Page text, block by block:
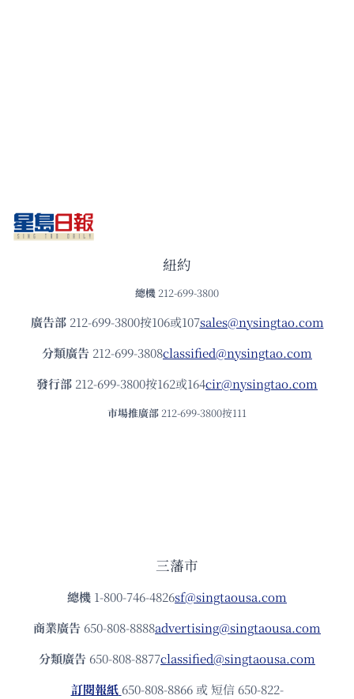
紐約
總機 212-699-3800
廣告部212-699-3800按106或107sales@nysingtao.com
分類廣告 212-699-3808classified@nysingtao.com
發⾏部 212-699-3800按162或164cir@nysingtao.com
市場推廣部 212-699-3800按111
三藩市
總機 1-800-746-4826sf@singtaousa.com
商業廣告 650-808-8888advertising@singtaousa.com
分類廣告 650-808-8877classified@singtaousa.com
訂閱報紙 650-808-8866 或 短信 650-822-